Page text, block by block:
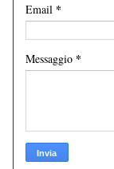
Email *
Messaggio *